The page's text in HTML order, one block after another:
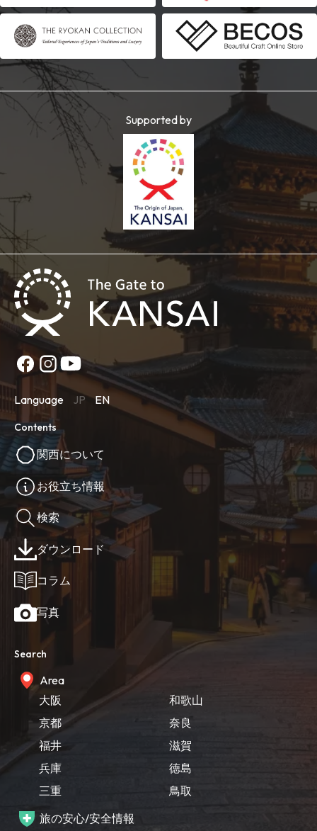
Supported by
Language JP EN
Contents
関西について
お役立ち情報
検索
ダウンロード
コラム
写真
Search
Area
大阪
京都
福井
兵庫
三重
和歌山
奈良
滋賀
徳島
鳥取
旅の安心/安全情報